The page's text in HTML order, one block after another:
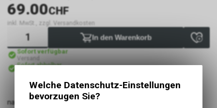
69.00CHF
inkl. MwSt., zzgl. Versandkosten
In den Warenkorb
Sofort verfügbar
Versand
Sofort abholbar
namuk's Kinderfäustlinge sind wasserdicht und dank ihrer
Welche Datenschutz-Einstellungen
bevorzugen Sie?